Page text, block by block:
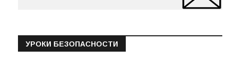
УРОКИ БЕЗОПАСНОСТИ